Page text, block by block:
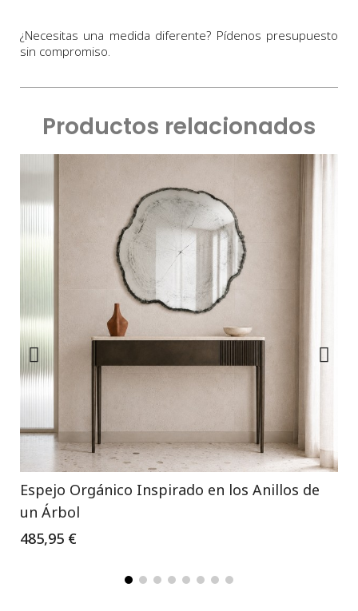
¿Necesitas una medida diferente? Pídenos presupuesto
sin compromiso.
Productos relacionados
Espejo Orgánico Inspirado en los Anillos de
un Árbol
485,95 €